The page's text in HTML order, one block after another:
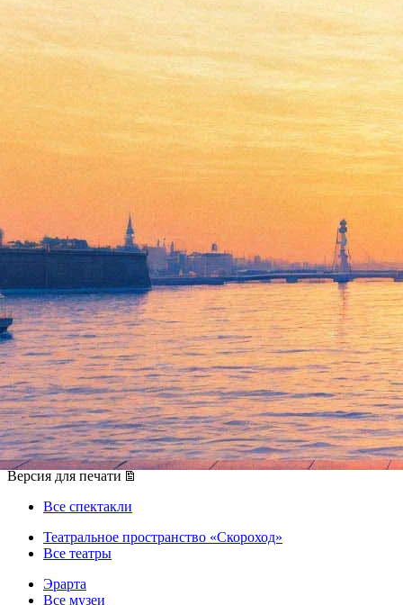
«Эрарта» и «Скороход» в мае
станут эпицентром
современного танца
06 мая 2017, суббота-30 мая 2017, вторник
Версия для печати
Все спектакли
Театральное пространство «Скороход»
Все театры
Эрарта
Все музеи